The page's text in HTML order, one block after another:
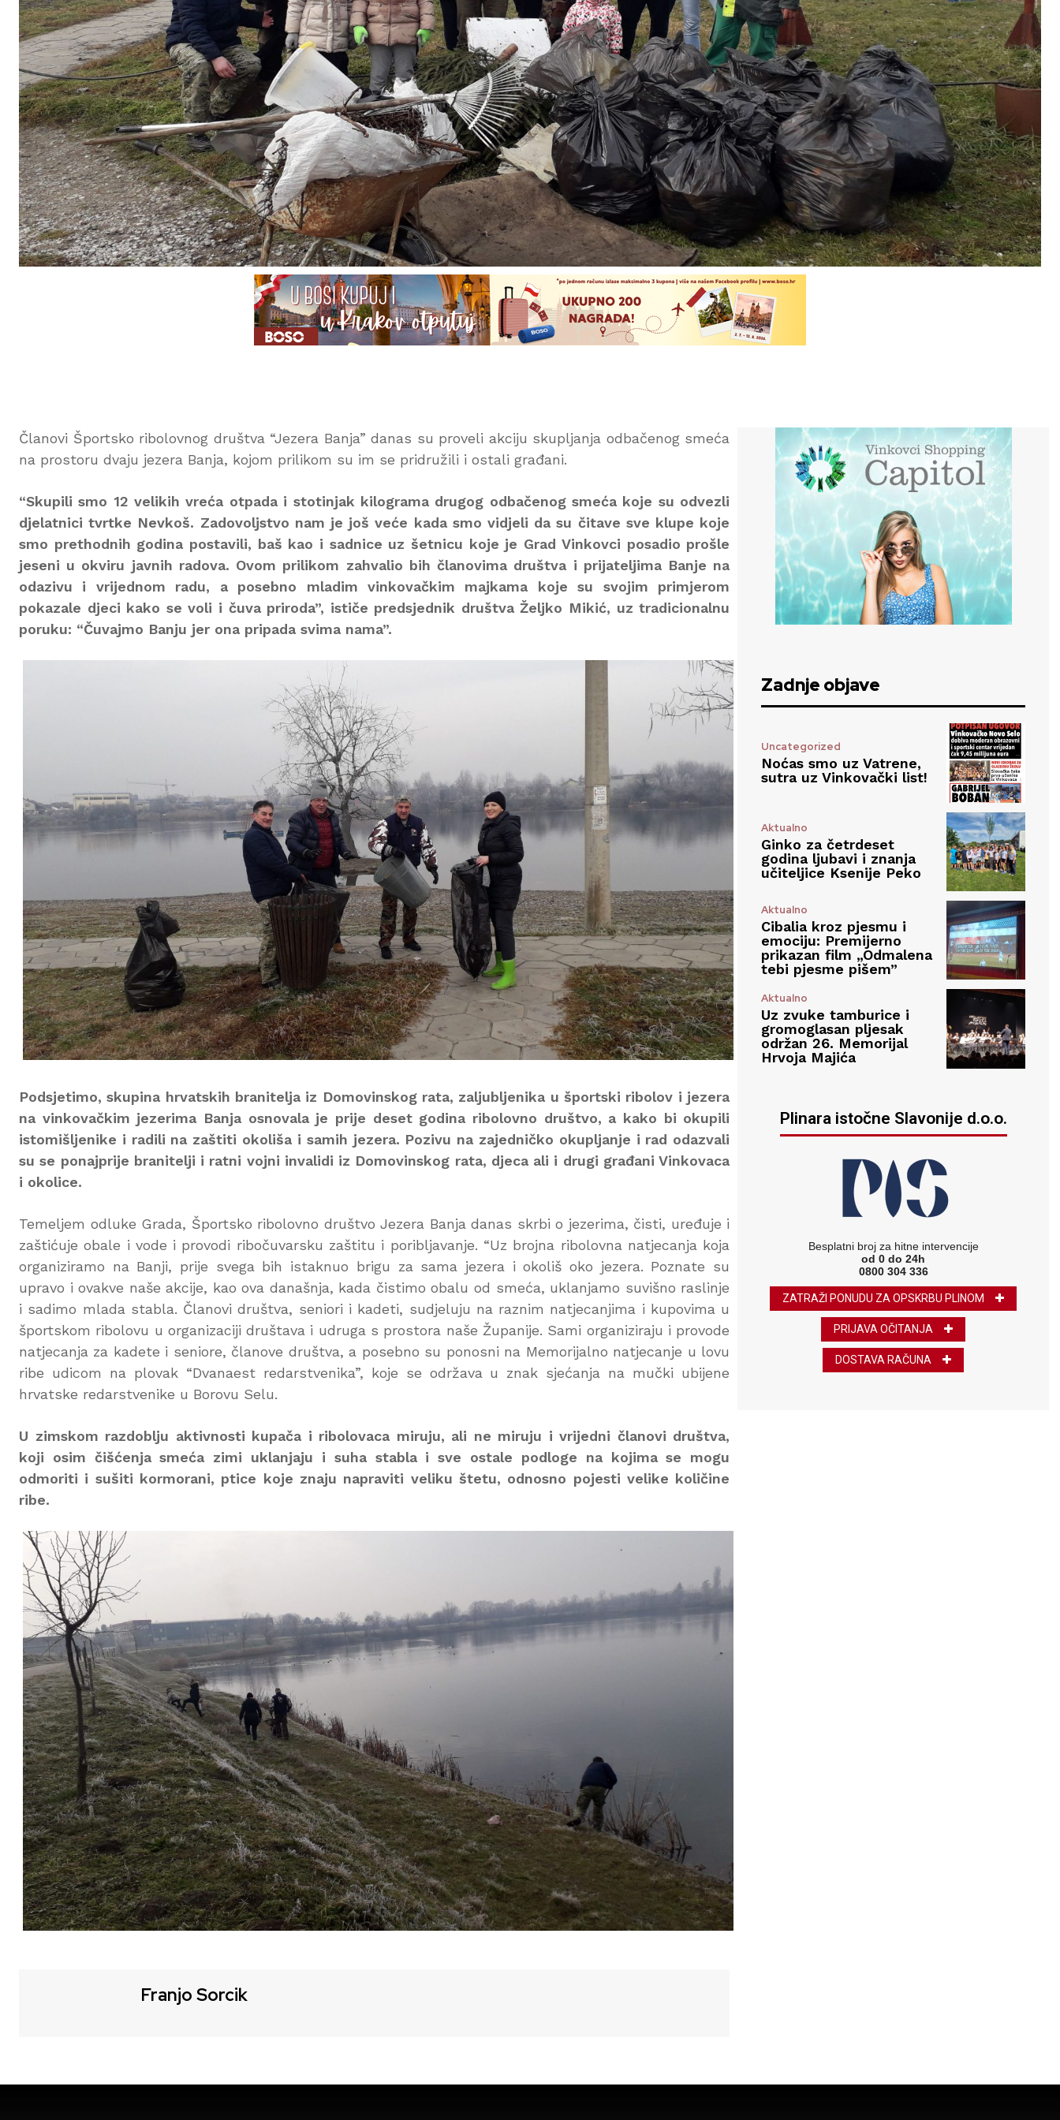
Članovi Športsko ribolovnog društva “Jezera Banja” danas su proveli akciju skupljanja odbačenog smeća
na prostoru dvaju jezera Banja, kojom prilikom su im se pridružili i ostali građani.
“Skupili smo 12 velikih vreća otpada i stotinjak kilograma drugog odbačenog smeća koje su odvezli
djelatnici tvrtke Nevkoš. Zadovoljstvo nam je još veće kada smo vidjeli da su čitave sve klupe koje
smo prethodnih godina postavili, baš kao i sadnice uz šetnicu koje je Grad Vinkovci posadio prošle
jeseni u okviru javnih radova. Ovom prilikom zahvalio bih članovima društva i prijateljima Banje na
odazivu i vrijednom radu, a posebno mladim vinkovačkim majkama koje su svojim primjerom
pokazale djeci kako se voli i čuva priroda”, ističe predsjednik društva Željko Mikić, uz tradicionalnu
poruku: “Čuvajmo Banju jer ona pripada svima nama”.
Podsjetimo, skupina hrvatskih branitelja iz Domovinskog rata, zaljubljenika u športski ribolov i jezera
na vinkovačkim jezerima Banja osnovala je prije deset godina ribolovno društvo, a kako bi okupili
istomišljenike i radili na zaštiti okoliša i samih jezera. Pozivu na zajedničko okupljanje i rad odazvali
su se ponajprije branitelji i ratni vojni invalidi iz Domovinskog rata, djeca ali i drugi građani Vinkovaca
i okolice.
Temeljem odluke Grada, Športsko ribolovno društvo Jezera Banja danas skrbi o jezerima, čisti, uređuje i
zaštićuje obale i vode i provodi ribočuvarsku zaštitu i poribljavanje. “Uz brojna ribolovna natjecanja koja
organiziramo na Banji, prije svega bih istaknuo brigu za sama jezera i okoliš oko jezera. Poznate su
upravo i ovakve naše akcije, kao ova današnja, kada čistimo obalu od smeća, uklanjamo suvišno raslinje
i sadimo mlada stabla. Članovi društva, seniori i kadeti, sudjeluju na raznim natjecanjima i kupovima u
športskom ribolovu u organizaciji društava i udruga s prostora naše Županije. Sami organiziraju i provode
natjecanja za kadete i seniore, članove društva, a posebno su ponosni na Memorijalno natjecanje u lovu
ribe udicom na plovak “Dvanaest redarstvenika”, koje se održava u znak sjećanja na mučki ubijene
hrvatske redarstvenike u Borovu Selu.
U zimskom razdoblju aktivnosti kupača i ribolovaca miruju, ali ne miruju i vrijedni članovi društva,
koji osim čišćenja smeća zimi uklanjaju i suha stabla i sve ostale podloge na kojima se mogu
odmoriti i sušiti kormorani, ptice koje znaju napraviti veliku štetu, odnosno pojesti velike količine
ribe.
Franjo Sorcik
Zadnje objave
Uncategorized
Noćas smo uz Vatrene,
sutra uz Vinkovački list!
Aktualno
Ginko za četrdeset
godina ljubavi i znanja
učiteljice Ksenije Peko
Aktualno
Cibalia kroz pjesmu i
emociju: Premijerno
prikazan film „Odmalena
tebi pjesme pišem”
Aktualno
Uz zvuke tamburice i
gromoglasan pljesak
održan 26. Memorijal
Hrvoja Majića
Plinara istočne Slavonije d.o.o.
Besplatni broj za hitne intervencije
od 0 do 24h
0800 304 336
ZATRAŽI PONUDU ZA OPSKRBU PLINOM
PRIJAVA OČITANJA
DOSTAVA RAČUNA